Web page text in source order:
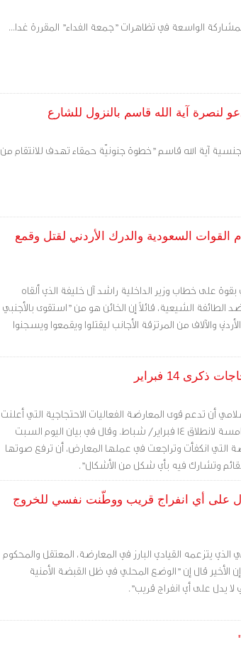
الواسعة في تظاهرات "جمعة الفداء" المقررة غدا...
لنصرة آية الله قاسم بالنزول للشارع
جنسية آية الله قاسم "خطوة جنونيّة حمقاء تهدف للانتقام من
القوات السعودية والدرك الأردني لقتل وقمع
بقوة على خطاب وزير الداخلية راشد آل خليفة الذي ألقاه
الشيعية، قائلاً إن الخائن هو من "استقوى بالأجنبي
والآلاف من المرتزقة الأجانب ليقتلوا ويقمعوا ويسجنوا
14 فبراير
أن تدعم قوى المعارضة الفعاليات الاحتجاجية التي أعلنت
عنها القوى الثورية لإحياء الذكرى الخامسة لانطلاق 14 فبراير/ شباط. وقال في بيان اليوم السبت
التي انكفأت وتراجعت في عملها المعارض، أن ترفع صوتها
وتشارك فيه بأي شكل من الأشكال".
على أي انفراج قريب ووطّنت نفسي للخروج
الذي يتزعمه القيادي البارز في المعارضة، المعتقل والمحكوم
الأخير قال إن "الوضع المحلي في ظل القبضة الأمنية
لا يدل على أي انفراج قريب".